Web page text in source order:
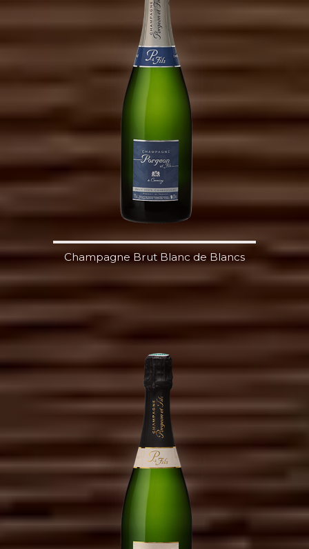
Champagne Brut Blanc de Blancs